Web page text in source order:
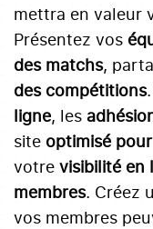
mettra en valeur
Présentez vos
des matchs,
des compétitions
ligne, les
site optimisé
votre visibilité en
membres. Créez
vos membres